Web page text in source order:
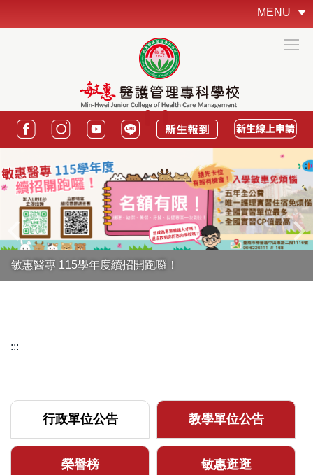
到
區
MENU
敏惠醫專 115學年度續招開跑囉！
:::
行政單位公告 教學單位公告
榮譽榜 敏惠逛逛